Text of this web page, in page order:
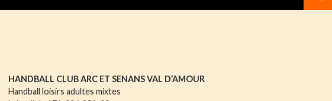
HANDBALL CLUB ARC ET SENANS VAL D’AMOUR
Handball loisirs adultes mixtes